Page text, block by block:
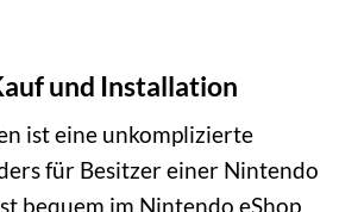
und Installation
ist eine unkomplizierte
für Besitzer einer Nintendo
bequem im Nintendo eShop